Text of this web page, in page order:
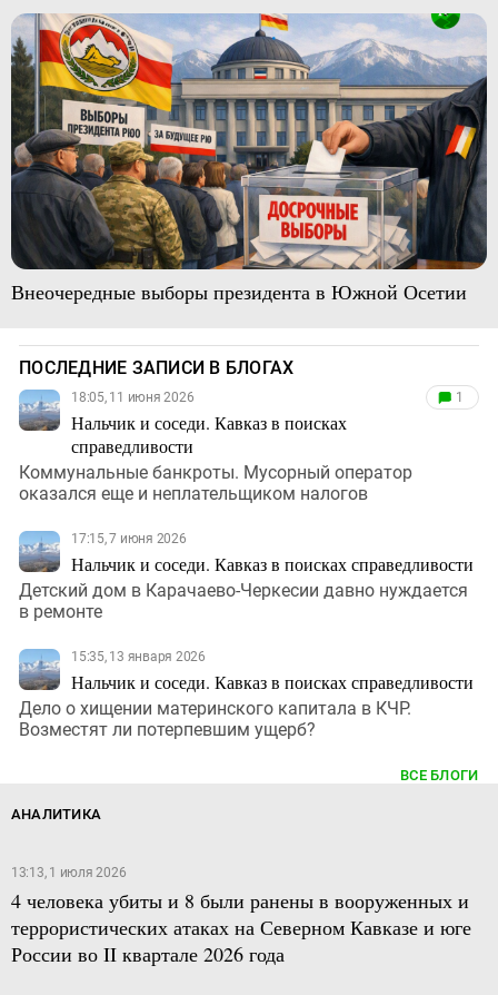
Внеочередные выборы президента в Южной Осетии
ПОСЛЕДНИЕ ЗАПИСИ В БЛОГАХ
18:05, 11 июня 2026
Нальчик и соседи. Кавказ в поисках
справедливости
1
Коммунальные банкроты. Мусорный оператор
оказался еще и неплательщиком налогов
17:15, 7 июня 2026
Нальчик и соседи. Кавказ в поисках справедливости
Детский дом в Карачаево-Черкесии давно нуждается
в ремонте
15:35, 13 января 2026
Нальчик и соседи. Кавказ в поисках справедливости
Дело о хищении материнского капитала в КЧР.
Возместят ли потерпевшим ущерб?
ВСЕ БЛОГИ
АНАЛИТИКА
13:13, 1 июля 2026
4 человека убиты и 8 были ранены в вооруженных и
террористических атаках на Северном Кавказе и юге
России во II квартале 2026 года